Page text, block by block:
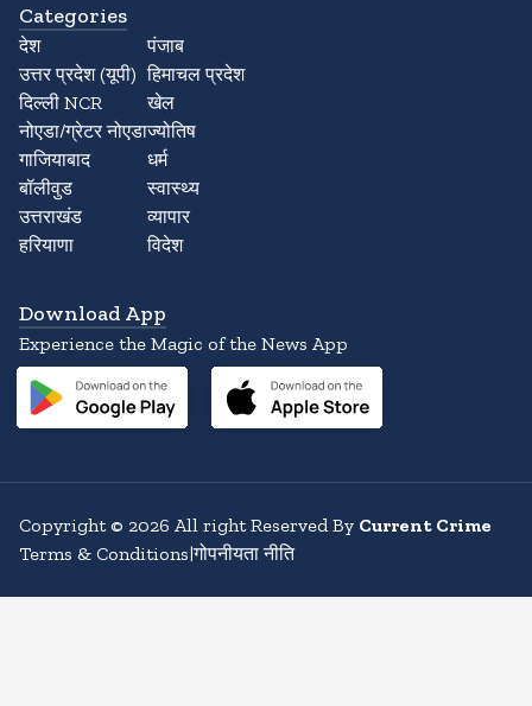
Categories
देश
उत्तर प्रदेश (यूपी)
दिल्ली NCR
नोएडा/ग्रेटर नोएडा
गाजियाबाद
बॉलीवुड
उत्तराखंड
हरियाणा
पंजाब
हिमाचल प्रदेश
खेल
ज्योतिष
धर्म
स्वास्थ्य
व्यापार
विदेश
Download App
Experience the Magic of the News App
Copyright© 2026 All right Reserved By Current Crime
Terms & Conditions|गोपनीयता नीति